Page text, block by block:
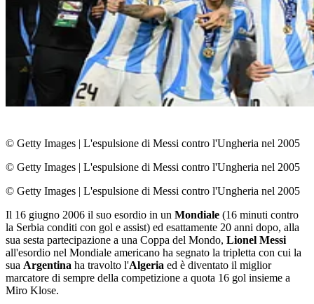
© Getty Images | L'espulsione di Messi contro l'Ungheria nel 2005
© Getty Images | L'espulsione di Messi contro l'Ungheria nel 2005
© Getty Images | L'espulsione di Messi contro l'Ungheria nel 2005
Il 16 giugno 2006 il suo esordio in un Mondiale (16 minuti contro
la Serbia conditi con gol e assist) ed esattamente 20 anni dopo, alla
sua sesta partecipazione a una Coppa del Mondo, Lionel Messi
all'esordio nel Mondiale americano ha segnato la tripletta con cui la
sua Argentina ha travolto l'Algeria ed è diventato il miglior
marcatore di sempre della competizione a quota 16 gol insieme a
Miro Klose.